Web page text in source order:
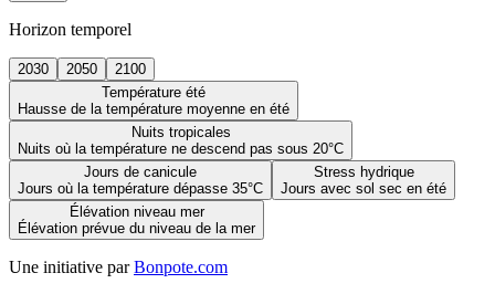
Horizon temporel
2030 2050
2100
Température été
Hausse de la température moyenne en été
Nuits tropicales
Nuits où la température ne descend pas sous 20°C
Jours de canicule
Jours où la température dépasse 35°C
Stress hydrique
Jours avec sol sec en été
Élévation niveau mer
Élévation prévue du niveau de la mer
Une initiative par Bonpote.com